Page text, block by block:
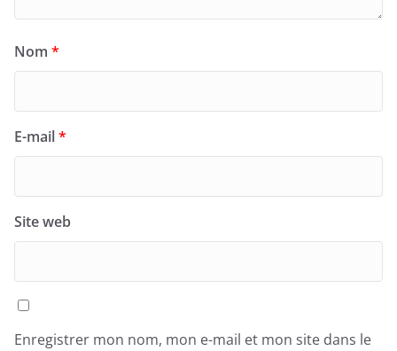
Nom *
E-mail*
Site web
Enregistrer mon nom, mon e-mail et mon site dans le